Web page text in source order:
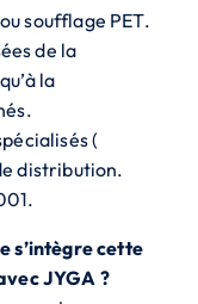
soufflage PET.
de la
la
(
distribution.
s’intègre cette
JYGA ?